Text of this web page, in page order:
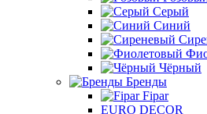
Серый
Синий
Чёрный
Бренды
Fipar
EURO DECOR